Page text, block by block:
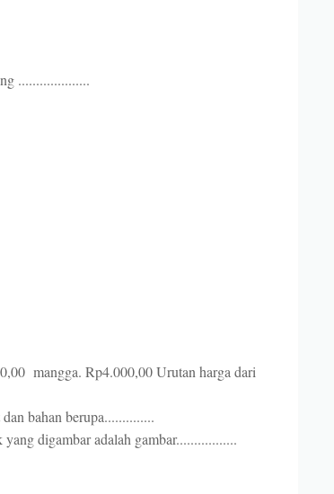
....................
mangga. Rp4.000,00 Urutan harga dari
bahan berupa..............
digambar adalah gambar.................